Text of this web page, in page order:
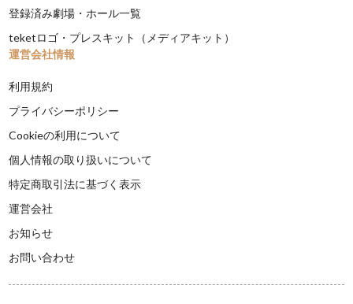
登録済み劇場・ホール一覧
teketロゴ・プレスキット（メディアキット）
運営会社情報
利用規約
プライバシーポリシー
Cookieの利用について
個人情報の取り扱いについて
特定商取引法に基づく表示
運営会社
お知らせ
お問い合わせ